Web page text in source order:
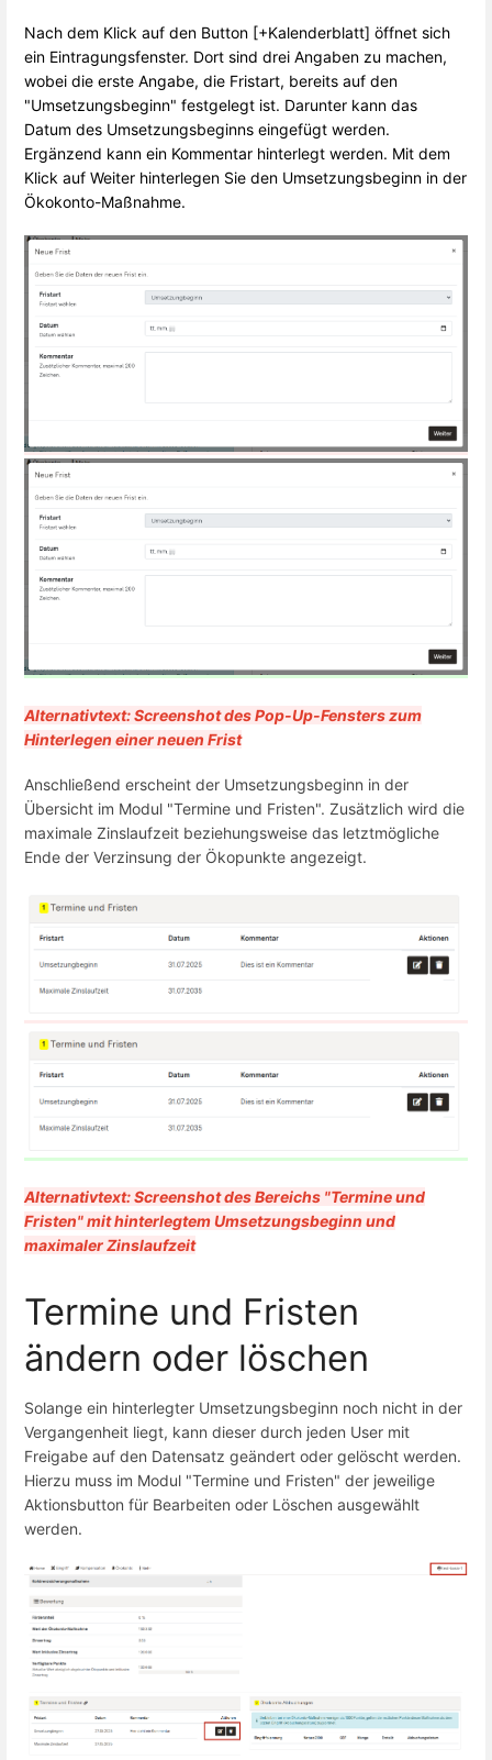
Nach dem Klick auf den Button [+Kalenderblatt] öffnet sich
ein Eintragungsfenster. Dort sind drei Angaben zu machen,
wobei die erste Angabe, die Fristart, bereits auf den
"Umsetzungsbeginn" festgelegt ist. Darunter kann das
Datum des Umsetzungsbeginns eingefügt werden.
Ergänzend kann ein Kommentar hinterlegt werden. Mit dem
Klick auf Weiter hinterlegen Sie den Umsetzungsbeginn in der
Ökokonto-Maßnahme.
Alternativtext: Screenshot des Pop-Up-Fensters zum
Hinterlegen einer neuen Frist
Anschließend erscheint der Umsetzungsbeginn in der
Übersicht im Modul "Termine und Fristen". Zusätzlich wird die
maximale Zinslaufzeit beziehungsweise das letztmögliche
Ende der Verzinsung der Ökopunkte angezeigt.
Alternativtext: Screenshot des Bereichs "Termine und
Fristen" mit hinterlegtem Umsetzungsbeginn und
maximaler Zinslaufzeit
Termine und Fristen
ändern oder löschen
Solange ein hinterlegter Umsetzungsbeginn noch nicht in der
Vergangenheit liegt, kann dieser durch jeden User mit
Freigabe auf den Datensatz geändert oder gelöscht werden.
Hierzu muss im Modul "Termine und Fristen" der jeweilige
Aktionsbutton für Bearbeiten oder Löschen ausgewählt
werden.